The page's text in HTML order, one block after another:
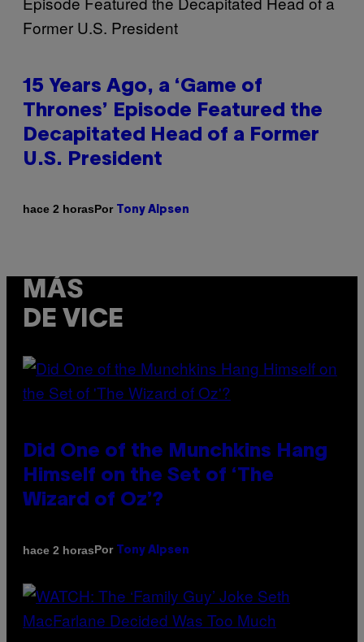
15 Years Ago, a ‘Game of
Thrones’ Episode Featured the
Decapitated Head of a Former
U.S. President
hace 2 horasPor Tony Alpsen
MÁS
DE VICE
Did One of the Munchkins Hang
Himself on the Set of ‘The
Wizard of Oz’?
hace 2 horasPor Tony Alpsen